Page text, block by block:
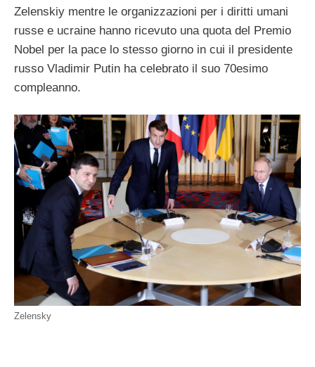
Zelenskiy mentre le organizzazioni per i diritti umani
russe e ucraine hanno ricevuto una quota del Premio
Nobel per la pace lo stesso giorno in cui il presidente
russo Vladimir Putin ha celebrato il suo 70esimo
compleanno.
Zelensky